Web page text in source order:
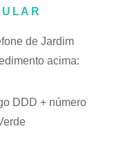
de Jardim
acima:
DDD + número